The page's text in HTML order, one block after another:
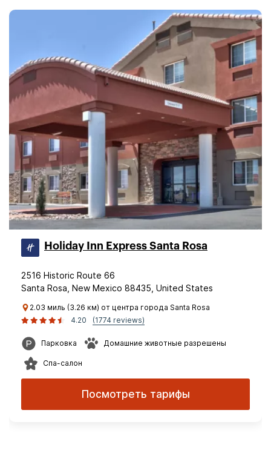
Holiday Inn Express Santa Rosa
2516 Historic Route 66
Santa Rosa, New Mexico 88435, United States
2.03 миль (3.26 км) от центра города Santa Rosa
4.20
(1774 reviews)
Парковка Домашние животные разрешены
Спа-салон
Посмотреть тарифы